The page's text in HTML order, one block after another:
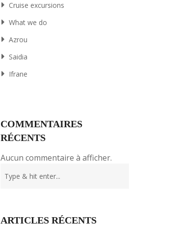
Cruise excursions
What we do
Azrou
Saidia
Ifrane
COMMENTAIRES
RÉCENTS
Aucun commentaire à afficher.
ARTICLES RÉCENTS